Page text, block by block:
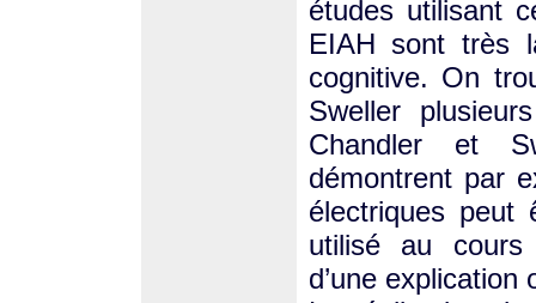
études utilisant
EIAH sont très
cognitive. On
Sweller
Chandler et
démontrent par
électriques peut
utilisé au cours
d’une explication